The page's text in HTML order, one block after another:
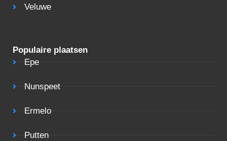
Veluwe
Populaire plaatsen
Epe
Nunspeet
Ermelo
Putten